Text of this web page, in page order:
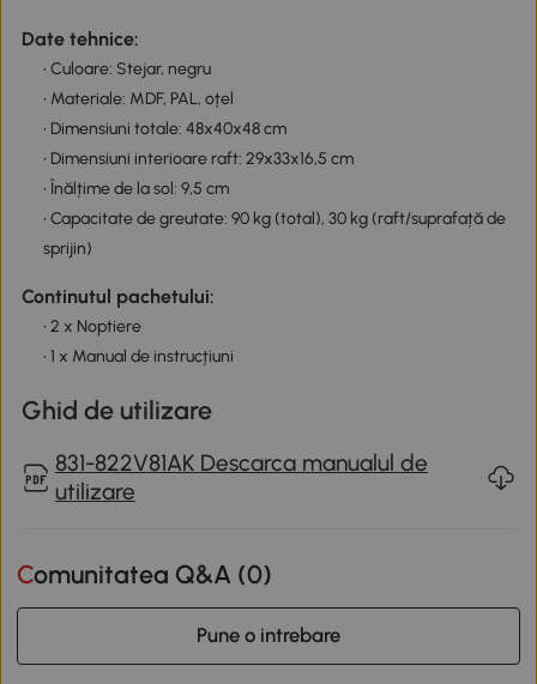
Date tehnice:
• Culoare: Stejar, negru
• Materiale: MDF, PAL, oțel
• Dimensiuni totale: 48x40x48 cm
• Dimensiuni interioare raft: 29x33x16,5 cm
• Înălțime de la sol: 9,5 cm
• Capacitate de greutate: 90 kg (total), 30 kg (raft/suprafață de
sprijin)
Continutul pachetului:
• 2 x Noptiere
• 1 x Manual de instrucțiuni
Ghid de utilizare
831-822V81AK Descarca manualul de
utilizare
Comunitatea Q&A (0)
Pune o intrebare